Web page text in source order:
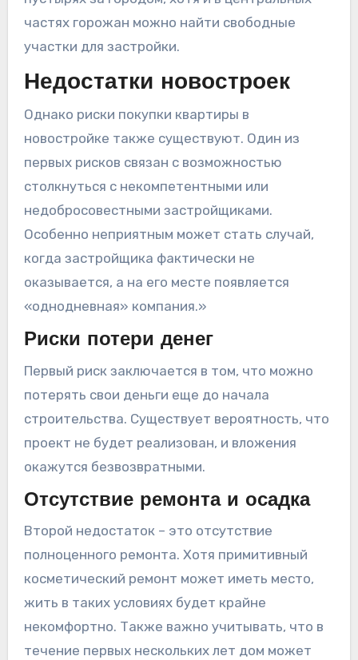
частях горожан можно найти свободные
участки для застройки.
Недостатки новостроек
Однако риски покупки квартиры в
новостройке также существуют. Один из
первых рисков связан с возможностью
столкнуться с некомпетентными или
недобросовестными застройщиками.
Особенно неприятным может стать случай,
когда застройщика фактически не
оказывается, а на его месте появляется
«однодневная» компания.»
Риски потери денег
Первый риск заключается в том, что можно
потерять свои деньги еще до начала
строительства. Существует вероятность, что
проект не будет реализован, и вложения
окажутся безвозвратными.
Отсутствие ремонта и осадка
Второй недостаток – это отсутствие
полноценного ремонта. Хотя примитивный
косметический ремонт может иметь место,
жить в таких условиях будет крайне
некомфортно. Также важно учитывать, что в
течение первых нескольких лет дом может